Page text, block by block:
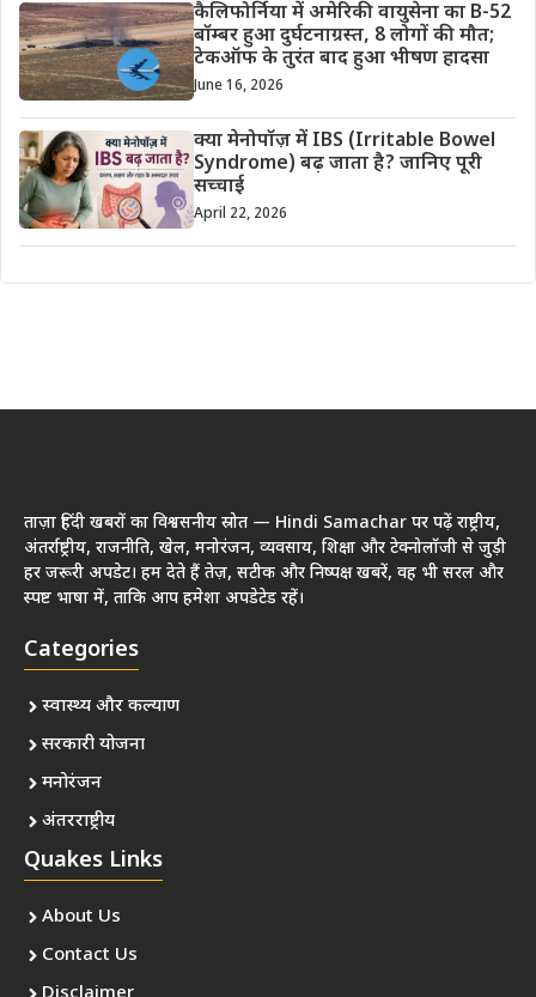
कैलिफोर्निया में अमेरिकी वायुसेना का B-52
बॉम्बर हुआ दुर्घटनाग्रस्त, 8 लोगों की मौत;
टेकऑफ के तुरंत बाद हुआ भीषण हादसा
June 16, 2026
क्या मेनोपॉज़ में IBS (Irritable Bowel
Syndrome) बढ़ जाता है? जानिए पूरी
सच्चाई
April 22, 2026
ताज़ा हिंदी खबरों का विश्वसनीय स्रोत — Hindi Samachar पर पढ़ें राष्ट्रीय,
अंतर्राष्ट्रीय, राजनीति, खेल, मनोरंजन, व्यवसाय, शिक्षा और टेक्नोलॉजी से जुड़ी
हर जरूरी अपडेट। हम देते हैं तेज़, सटीक और निष्पक्ष खबरें, वह भी सरल और
स्पष्ट भाषा में, ताकि आप हमेशा अपडेटेड रहें।
Categories
स्वास्थ्य और कल्याण
सरकारी योजना
मनोरंजन
अंतरराष्ट्रीय
Quakes Links
About Us
Contact Us